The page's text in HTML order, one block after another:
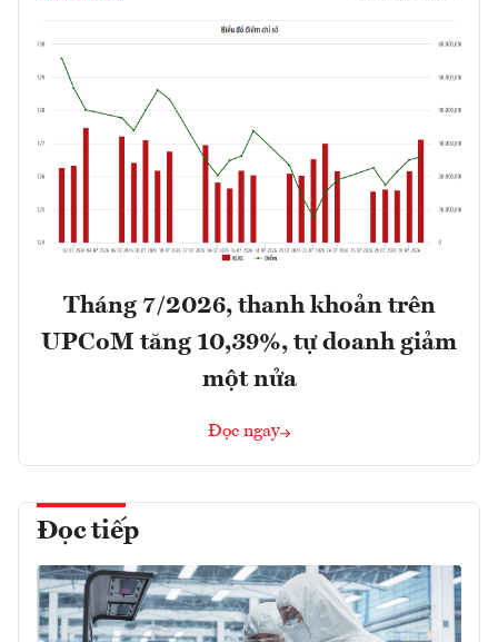
Tháng 7/2026, thanh khoản trên
UPCoM tăng 10,39%, tự doanh giảm
một nửa
Đọc ngay
Đọc tiếp